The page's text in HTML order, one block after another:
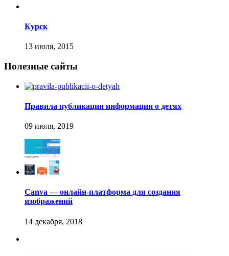
Курск
Полезные сайты
Правила публикации информации о детях
Canva — онлайн-платформа для создания
изображений